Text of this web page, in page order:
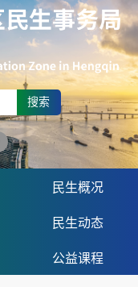
搜索
民生概况
民生动态
公益课程